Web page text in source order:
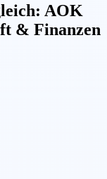
AOK
& Finanzen